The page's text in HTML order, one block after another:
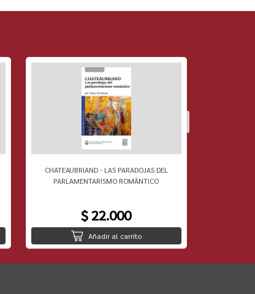
CHATEAUBRIAND - LAS PARADOJAS DEL
PARLAMENTARISMO ROMÃNTICO
$ 22.000
Añadir al carrito